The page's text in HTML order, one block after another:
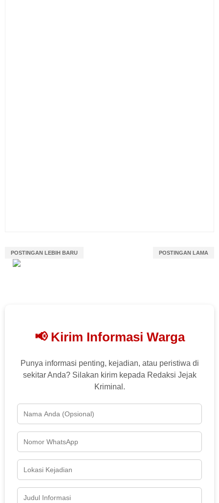
POSTINGAN LEBIH BARU POSTINGAN LAMA
📢 Kirim Informasi Warga
Punya informasi penting, kejadian, atau peristiwa di
sekitar Anda? Silakan kirim kepada Redaksi Jejak
Kriminal.